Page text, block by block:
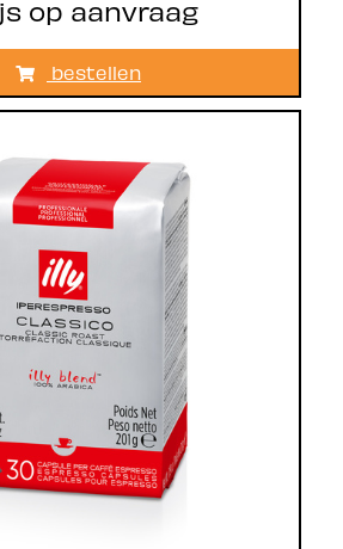
op aanvraag
bestellen